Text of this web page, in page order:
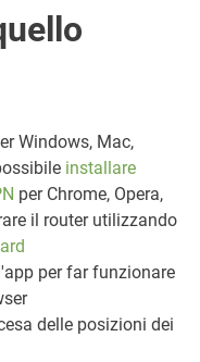
Windows, Mac,
installare
per Chrome, Opera,
il router utilizzando
per far funzionare
delle posizioni dei